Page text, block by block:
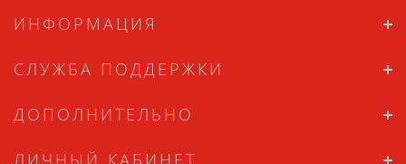
ИНФОРМАЦИЯ
СЛУЖБА ПОДДЕРЖКИ
ДОПОЛНИТЕЛЬНО
ЛИЧНЫЙ КАБИНЕТ